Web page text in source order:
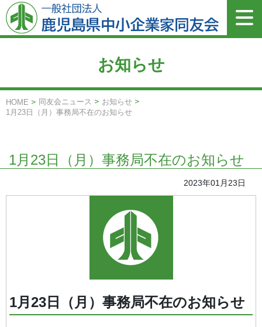
お知らせ
HOME 同友会ニュース
お知らせ
1月23日（月）事務局不在のお知らせ
1月23日（月）事務局不在のお知らせ
2023年01月23日
1月23日（月）事務局不在のお知らせ